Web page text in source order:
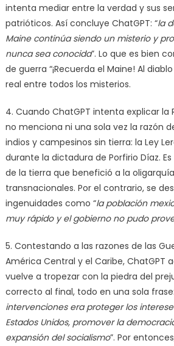
intenta mediar entre la verdad y sus
patrióticos. Así concluye ChatGPT: “la
Maine continúa siendo un misterio y
nunca sea conocida”. Lo que es bien
de guerra “¡Recuerda el Maine! Al
real entre todos los misterios.
4. Cuando ChatGPT intenta explicar la
no menciona ni una sola vez la razón
indios y campesinos sin tierra: la Ley
durante la dictadura de Porfirio Díaz.
de la tierra que benefició a la
transnacionales. Por el contrario, se
ingenuidades como “la población
muy rápido y el gobierno no pudo
5. Contestando a las razones de las
América Central y el Caribe, ChatGPT
vuelve a tropezar con la piedra del
correcto al final, todo en una sola
intervenciones era proteger los
Estados Unidos, promover la
expansión del socialismo”. Por